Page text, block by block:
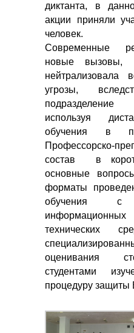
диктанта, в
акции приняли
человек.
Современные
новые
нейтрализовала
угрозы,
используя
обучения в
Профессорско-
состав в
основные
форматы
обучения с
технических
оценивания
студентами
процедуру защиты